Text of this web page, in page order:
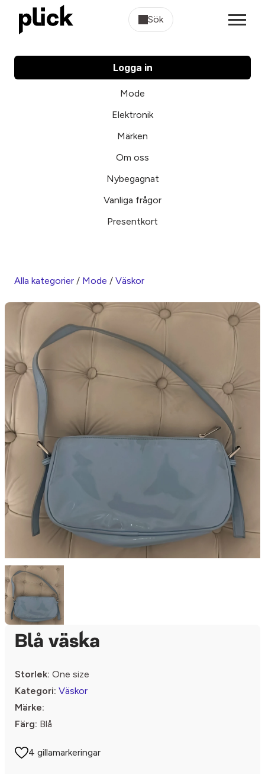
Sök
Logga in
Mode
Elektronik
Märken
Om oss
Nybegagnat
Vanliga frågor
Presentkort
Alla kategorier / Mode / Väskor
Blå väska
Storlek: One size
Kategori: Väskor
Märke:
Färg: Blå
4 gillamarkeringar